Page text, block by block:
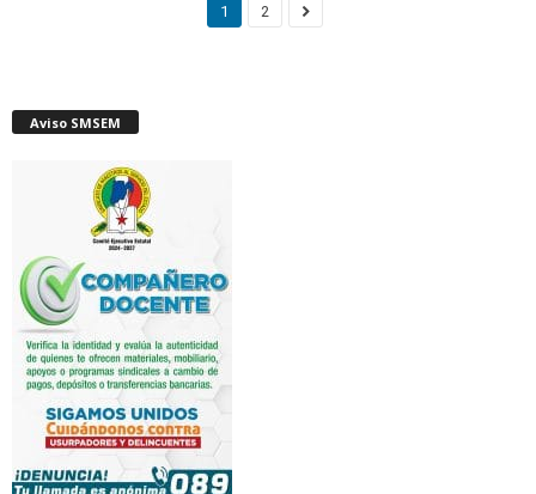
1 2
Aviso SMSEM